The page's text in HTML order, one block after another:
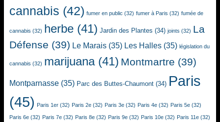
cannabis (42) fumer en public (32) fumer à Paris (32) fumée de
cannabis (32) herbe (41) Jardin des Plantes (34) joints (32) La
Défense (39) Le Marais (35) Les Halles (35) législation du
cannabis (32) marijuana(41) Montmartre (39)
Montparnasse (35) Parc des Buttes-Chaumont (34) Paris
(45) Paris 1er (32) Paris 2e (32) Paris 3e (32) Paris 4e (32) Paris 5e (32)
Paris 6e (32) Paris 7e (32) Paris 8e (32) Paris 9e (32) Paris 10e (32) Paris 11e (32)